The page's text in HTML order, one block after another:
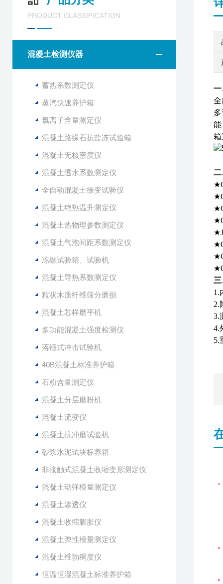
PRODUCT CLASSIFICATION
混凝土检测仪器
蓄热系数测定仪
蒸汽快速养护箱
氯离子含量测定仪
混凝土路缘石抗盐冻试验箱
混凝土无核密度仪
混凝土透水系数测定仪
全自动混凝土徐变试验仪
混凝土绝热温升测定仪
混凝土热物理参数测定仪
混凝土气泡间距系数测定仪
冻融试验箱、试验机
混凝土导热系数测定仪
粒状木质纤维筛分磨损
混凝土芯样磨平机
多功能混凝土强度检测仪
落锤式冲击试验机
40B混凝土标准养护箱
石粉含量测定仪
混凝土分层磨粉机
混凝土流变仪
混凝土抗冲磨试验机
砂浆水泥试块标养箱
非接触式混凝土收缩变形测定仪
混凝土动弹模量测定仪
混凝土渗透仪
混凝土收缩膨胀仪
混凝土弹性模量测定仪
混凝土维勃稠度仪
恒温恒湿混凝土标准养护箱
一
全
能
箱
二
1.
2.
3.
4.
5.